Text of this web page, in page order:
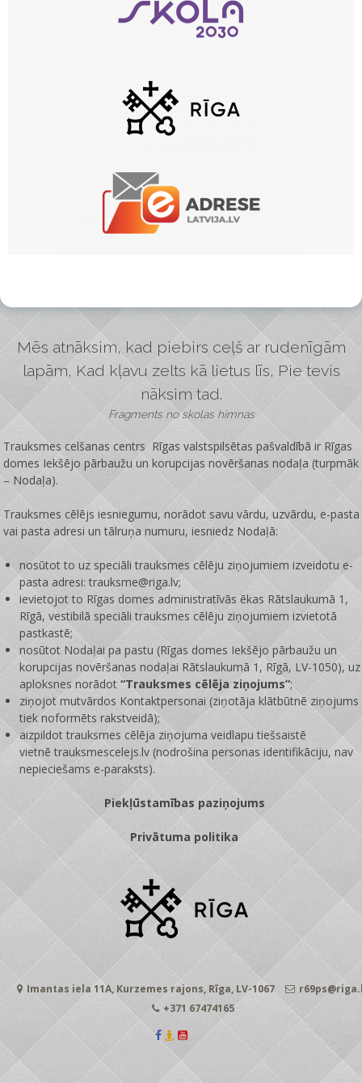
Mēs atnāksim, kad piebirs ceļš ar rudenīgām
lapām, Kad kļavu zelts kā lietus līs, Pie tevis
nāksim tad.
Fragments no skolas himnas
Trauksmes celšanas centrs Rīgas valstspilsētas pašvaldībā ir Rīgas
domes Iekšējo pārbaužu un korupcijas novēršanas nodaļa (turpmāk
– Nodaļa).
Trauksmes cēlējs iesniegumu, norādot savu vārdu, uzvārdu, e-pasta
vai pasta adresi un tālruņa numuru, iesniedz Nodaļā:
nosūtot to uz speciāli trauksmes cēlēju ziņojumiem izveidotu e-
pasta adresi: trauksme@riga.lv;
ievietojot to Rīgas domes administratīvās ēkas Rātslaukumā 1,
Rīgā, vestibilā speciāli trauksmes cēlēju ziņojumiem izvietotā
pastkastē;
nosūtot Nodaļai pa pastu (Rīgas domes Iekšējo pārbaužu un
korupcijas novēršanas nodaļai Rātslaukumā 1, Rīgā, LV-1050), uz
aploksnes norādot“Trauksmes cēlēja ziņojums”;
ziņojot mutvārdos Kontaktpersonai (ziņotāja klātbūtnē ziņojums
tiek noformēts rakstveidā);
aizpildot trauksmes cēlēja ziņojuma veidlapu tiešsaistē
vietnētrauksmescelejs.lv (nodrošina personas identifikāciju, nav
nepieciešams e-paraksts).
Piekļūstamības paziņojums
Privātuma politika
Imantas iela 11A, Kurzemes rajons, Rīga, LV-1067
+371 67474165